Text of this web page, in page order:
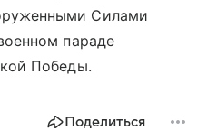
Силами
параде
Победы.
Поделиться